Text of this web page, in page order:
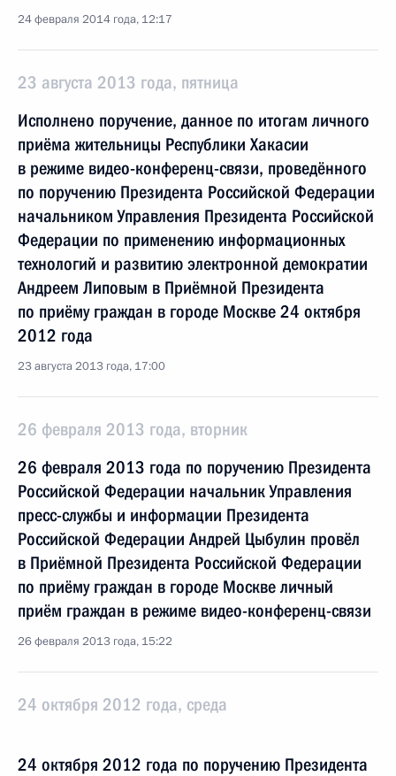
24 февраля 2014 года, 12:17
23 августа 2013 года, пятница
Исполнено поручение, данное по итогам личного
приёма жительницы Республики Хакасии
в режиме видео-конференц-связи, проведённого
по поручению Президента Российской Федерации
начальником Управления Президента Российской
Федерации по применению информационных
технологий и развитию электронной демократии
Андреем Липовым в Приёмной Президента
по приёму граждан в городе Москве 24 октября
2012 года
23 августа 2013 года, 17:00
26 февраля 2013 года, вторник
26 февраля 2013 года по поручению Президента
Российской Федерации начальник Управления
пресс-службы и информации Президента
Российской Федерации Андрей Цыбулин провёл
в Приёмной Президента Российской Федерации
по приёму граждан в городе Москве личный
приём граждан в режиме видео-конференц-связи
26 февраля 2013 года, 15:22
24 октября 2012 года, среда
24 октября 2012 года по поручению Президента